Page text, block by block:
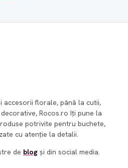
accesorii florale, până la cutii,
Rocos.ro îți pune la
potrivite pentru buchete,
cu atenție la detalii.
de blog și din social media.